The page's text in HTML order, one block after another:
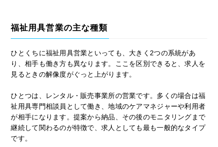
福祉用具営業の主な種類
ひとくちに福祉用具営業といっても、大きく2つの系統があ
り、相手も働き方も異なります。ここを区別できると、求人を
見るときの解像度がぐっと上がります。
ひとつは、レンタル・販売事業所の営業です。多くの場合は福
祉用具専門相談員として働き、地域のケアマネジャーや利用者
が相手になります。提案から納品、その後のモニタリングまで
継続して関わるのが特徴で、求人としても最も一般的なタイプ
です。